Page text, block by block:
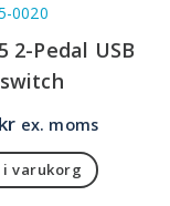
0020
2-Pedal USB
kr ex. moms
varukorg